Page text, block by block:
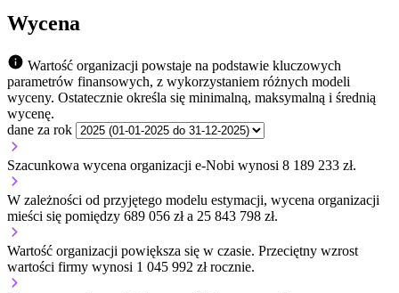
Wycena
Wartość organizacji powstaje na podstawie kluczowych
parametrów finansowych, z wykorzystaniem różnych modeli
wyceny. Ostatecznie określa się minimalną, maksymalną i średnią
wycenę.
dane za rok
Szacunkowa wycena organizacji e-Nobi wynosi 8 189 233 zł.
W zależności od przyjętego modelu estymacji, wycena organizacji
mieści się pomiędzy 689 056 zł a 25 843 798 zł.
Wartość organizacji powiększa się w czasie. Przeciętny wzrost
wartości firmy wynosi 1 045 992 zł rocznie.